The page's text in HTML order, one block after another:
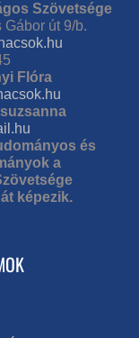
Szövetsége
út 9/b.
Flóra
és
a
képezik.